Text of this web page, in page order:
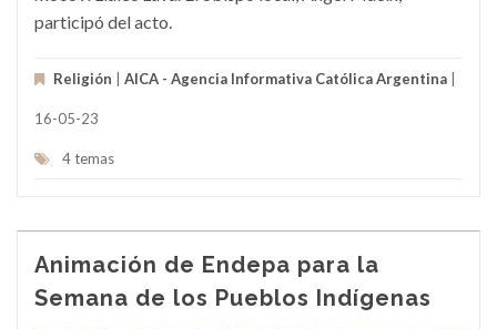
participó del acto.
Religión AICA - Agencia Informativa Católica Argentina
16-05-23
4 temas
Animación de Endepa para la
Semana de los Pueblos Indígenas